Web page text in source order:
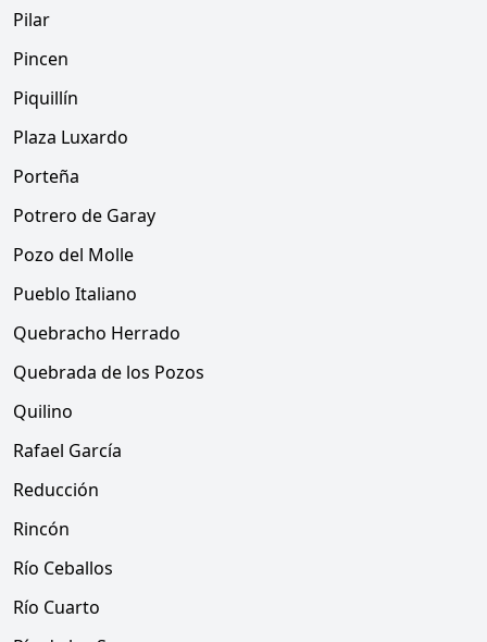
Pilar
Pincen
Piquillín
Plaza Luxardo
Porteña
Potrero de Garay
Pozo del Molle
Pueblo Italiano
Quebracho Herrado
Quebrada de los Pozos
Quilino
Rafael García
Reducción
Rincón
Río Ceballos
Río Cuarto